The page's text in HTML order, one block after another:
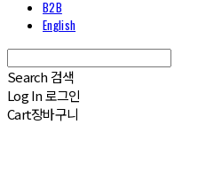
B2B
English
Search 검색
Log In로그인
Cart장바구니